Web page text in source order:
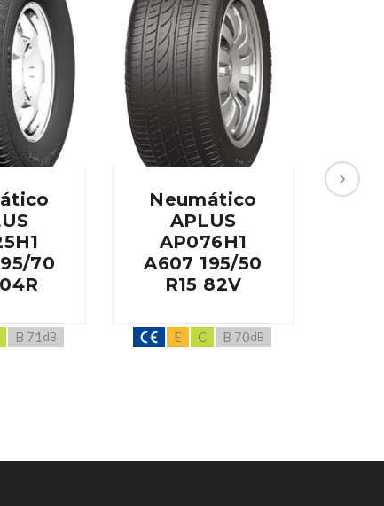
70
B 71 dB
Neumático
APLUS
AP076H1
A607 195/50
R15 82V
E C B 70dB